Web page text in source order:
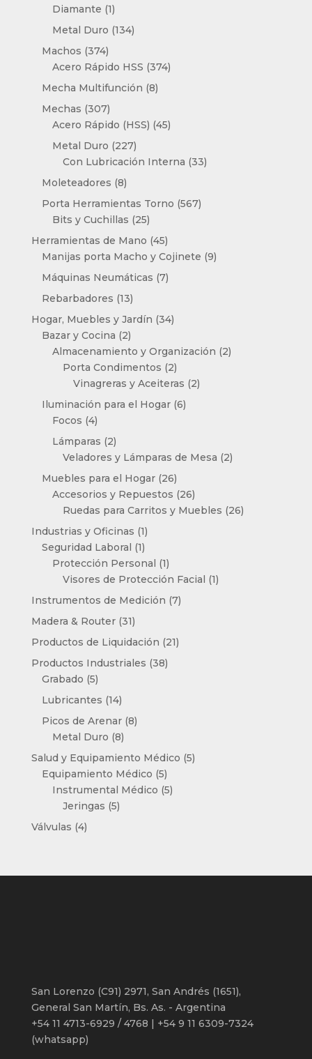
Diamante 11
producto
Metal Duro 134134
Machos 374374
productos
Acero Rápido HSS 374374
Mecha Multifunción 88
Mechas 307307
productos
Acero Rápido (HSS) 4545
Metal Duro 227227
productos
Con Lubricación Interna 3333
Moleteadores 88
productos
Porta Herramientas Torno 567567
Bits y Cuchillas 2525
productos
Herramientas de Mano 4545
productos
Manijas porta Macho y Cojinete 99
Máquinas Neumáticas 77
Rebarbadores 1313
productos
Hogar, Muebles y Jardín 3434
Bazar y Cocina 22
productos
Almacenamiento y Organización 22
Porta Condimentos 22
productos
Vinagreras y Aceiteras 22
Iluminación para el Hogar 66
Focos 44
productos
Lámparas 22
productos
Veladores y Lámparas de Mesa 22
Muebles para el Hogar 2626
productos
Accesorios y Repuestos 2626
productos
Ruedas para Carritos y Muebles 2626
Industrias y Oficinas 11
producto
Seguridad Laboral 11
producto
Protección Personal 11
producto
Visores de Protección Facial 11
Instrumentos de Medición 77
Madera & Router 3131
productos
Productos de Liquidación 2121
Productos Industriales 3838
Grabado 55
productos
Lubricantes 1414
productos
Picos de Arenar 88
Metal Duro 88
productos
Salud y Equipamiento Médico 55
Equipamiento Médico 55
productos
Instrumental Médico 55
Jeringas 55
Válvulas 44
San Lorenzo (C91) 2971, San Andrés (1651),
General San Martín, Bs. As. - Argentina
+54 11 4713-6929 / 4768 | +54 9 11 6309-7324
(whatsapp)